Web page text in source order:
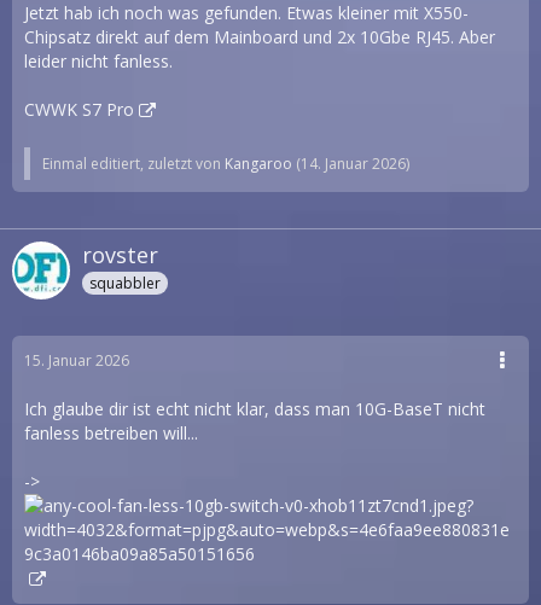
Jetzt hab ich noch was gefunden. Etwas kleiner mit X550-
Chipsatz direkt auf dem Mainboard und 2x 10Gbe RJ45. Aber
leider nicht fanless.
CWWK S7 Pro
Einmal editiert, zuletzt von Kangaroo (14. Januar 2026)
rovster
squabbler
15. Januar 2026
Ich glaube dir ist echt nicht klar, dass man 10G-BaseT nicht
fanless betreiben will...
->